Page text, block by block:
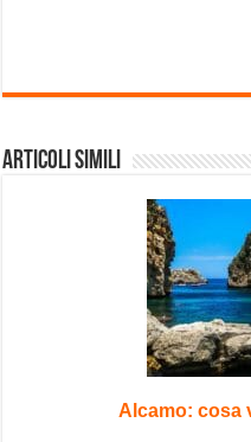
Articoli Simili
Alcamo: cosa